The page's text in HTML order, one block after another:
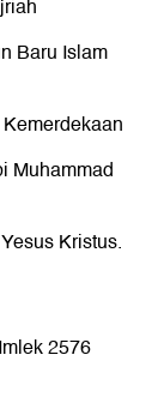
Baru Islam
Muhammad
Kristus.
2576